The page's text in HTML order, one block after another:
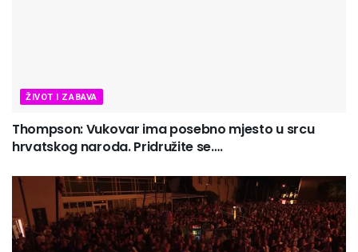
ŽIVOT I ZABAVA
Thompson: Vukovar ima posebno mjesto u srcu
hrvatskog naroda. Pridružite se….